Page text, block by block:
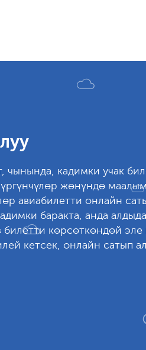
чынында, кадимки учак
жөнүндө
авиабилетти онлайн
баракта, анда
билетти көрсөткөндөй
кетсек, онлайн сатып